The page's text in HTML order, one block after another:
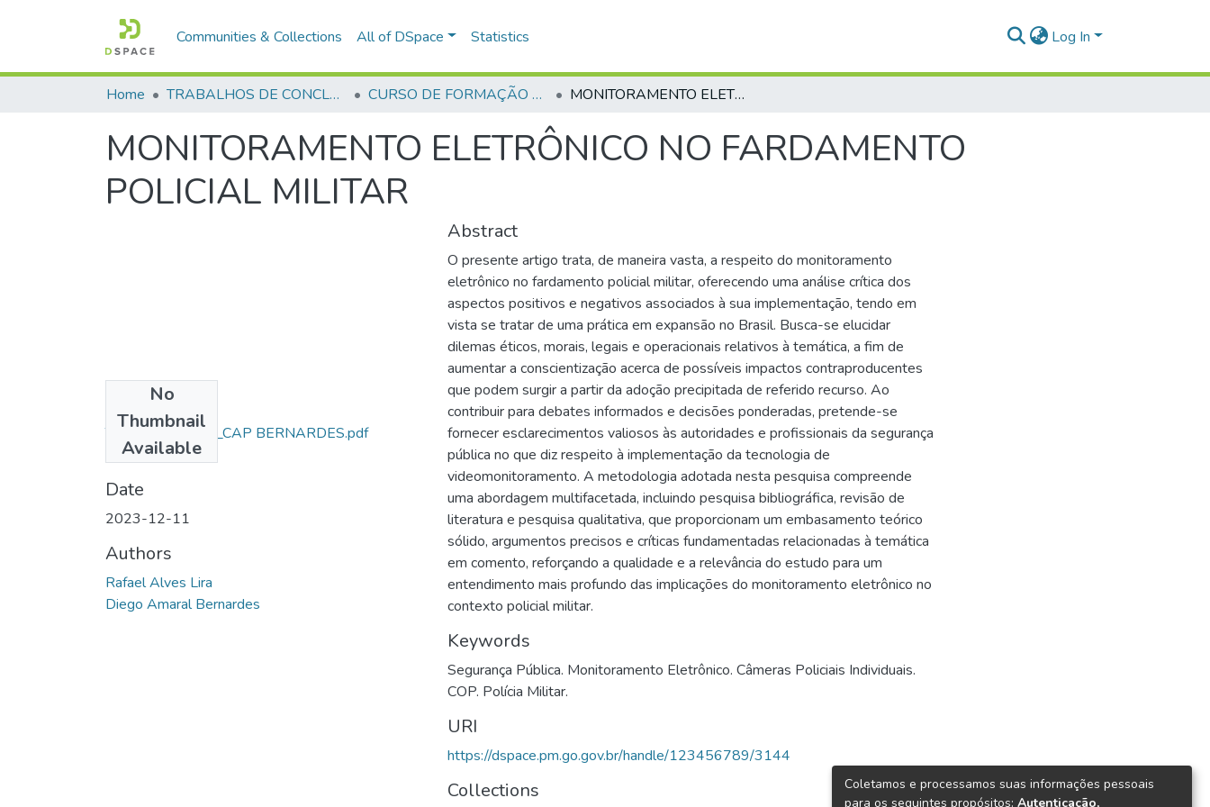
Communities & Collections All of DSpace Statistics Log In
Home TRABALHOS DE CONCLUSÃO DE CURSO - CFP (CURSO DE FORMAÇÃO DE PRAÇAS) CURSO DE FORMAÇÃO DE PRAÇAS - CFP - 2023 MONITORAMENTO ELETRÔNICO NO FARDAMENTO POLICIAL MILITAR
MONITORAMENTO ELETRÔNICO NO FARDAMENTO
POLICIAL MILITAR
No
Thumbnail
Available
TCC_AL SD LIRA_CAP BERNARDES.pdf
(424.73 KB)
Date
2023-12-11
Authors
Rafael Alves Lira
Diego Amaral Bernardes
Abstract
O presente artigo trata, de maneira vasta, a respeito do monitoramento
eletrônico no fardamento policial militar, oferecendo uma análise crítica dos
aspectos positivos e negativos associados à sua implementação, tendo em
vista se tratar de uma prática em expansão no Brasil. Busca-se elucidar
dilemas éticos, morais, legais e operacionais relativos à temática, a fim de
aumentar a conscientização acerca de possíveis impactos contraproducentes
que podem surgir a partir da adoção precipitada de referido recurso. Ao
contribuir para debates informados e decisões ponderadas, pretende-se
fornecer esclarecimentos valiosos às autoridades e profissionais da segurança
pública no que diz respeito à implementação da tecnologia de
videomonitoramento. A metodologia adotada nesta pesquisa compreende
uma abordagem multifacetada, incluindo pesquisa bibliográfica, revisão de
literatura e pesquisa qualitativa, que proporcionam um embasamento teórico
sólido, argumentos precisos e críticas fundamentadas relacionadas à temática
em comento, reforçando a qualidade e a relevância do estudo para um
entendimento mais profundo das implicações do monitoramento eletrônico no
contexto policial militar.
Keywords
Segurança Pública. Monitoramento Eletrônico. Câmeras Policiais Individuais.
COP. Polícia Militar.
URI
https://dspace.pm.go.gov.br/handle/123456789/3144
Collections
Coletamos e processamos suas informações pessoais
para os seguintes propósitos: Autenticação,